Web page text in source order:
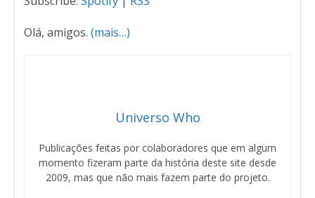
Olá, amigos. (mais…)
Universo Who
Publicações feitas por colaboradores que em algum
momento fizeram parte da história deste site desde
2009, mas que não mais fazem parte do projeto.